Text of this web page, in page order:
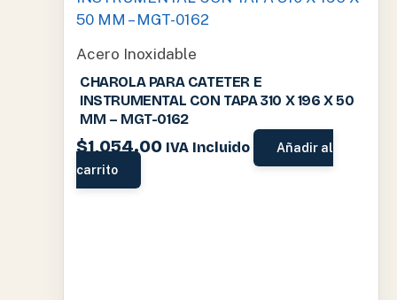
Acero Inoxidable
CHAROLA PARA CATETER E
INSTRUMENTAL CON TAPA 310 X 196 X 50
MM – MGT-0162
$1,054.00 IVA Incluido
Añadir al
carrito